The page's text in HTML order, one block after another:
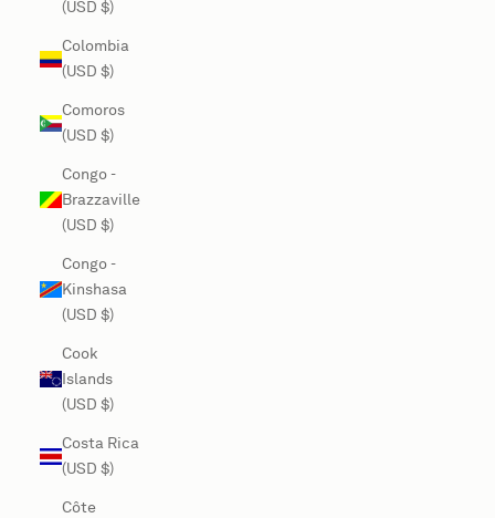
(USD $)
Colombia
(USD $)
Comoros
(USD $)
Congo -
Brazzaville
(USD $)
Congo -
Kinshasa
(USD $)
Cook
Islands
(USD $)
Costa Rica
(USD $)
Côte